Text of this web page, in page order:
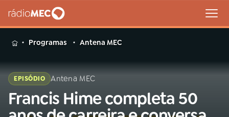
MENU
Buscar
na
Programas Antena MEC
EPISÓDIO Antena MEC
Francis Hime completa 50